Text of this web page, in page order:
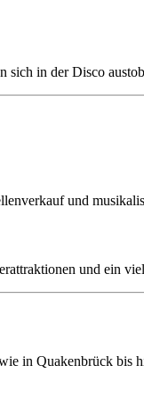
in der Disco
und
und ein
in Quakenbrück